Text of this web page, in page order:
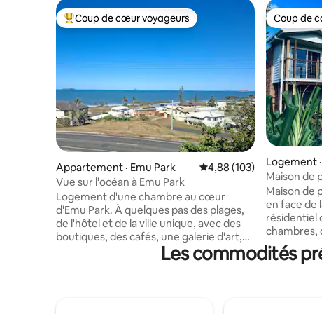
Coup de cœur voyageurs parmi les plus aimés
Coup de cœur voyageurs
Appartement · Emu Park Note moyenne de 4,88
4,88 (103)
Vue sur l'océan à Emu Park
Logement d'une chambre au cœur
d'Emu Park. À quelques pas des plages,
de l'hôtel et de la ville unique, avec des
boutiques, des cafés, une galerie d'art,
un musée et un monument RSL
Détendez-vous sur votre grande
Coup de
Coup de
Logement
Maison de
Maison de
en face de
résidentiel
chambres,
la maison,
cuisine
Les commodités